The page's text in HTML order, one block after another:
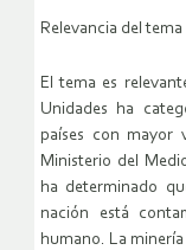
Relevancia del tema
El tema es
Unidades ha
países con mayor
Ministerio del
ha determinado
nación está
humano. La